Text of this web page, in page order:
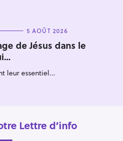
5 AOÛT 2026
de Jésus dans le
leur essentiel...
Lettre d’info